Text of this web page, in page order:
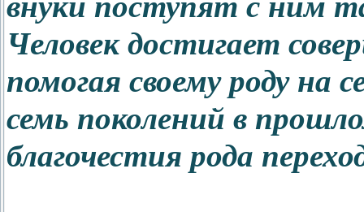
Человек достигает
помогая своему роду на
семь поколений в
благочестия рода